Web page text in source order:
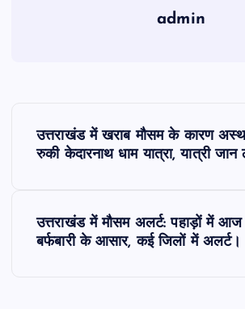
admin
उत्तराखंड में खराब मौसम के कारण
रुकी केदारनाथ धाम यात्रा, यात्री
उत्तराखंड में मौसम अलर्ट: पहाड़ों में आज
बर्फबारी के आसार, कई जिलों में अलर्ट।